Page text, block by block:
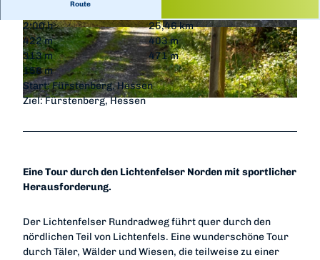
© Markus Balkow, Edersee | Deine Region: wild, bunt, gesund. |
© Katharina Jaeger, Edersee | Deine Region: wil
d, bunt, gesund.
© Katharina Jaeger, Edersee | Deine Region: wil
d, bunt, gesund.
Route
2:00 h
25,46 km
422 m
403 m
313 m
471 m
158 m
Start: Fürstenberg, Hessen
Ziel: Fürstenberg, Hessen
Eine Tour durch den Lichtenfelser Norden mit sportlicher
Herausforderung.
Der Lichtenfelser Rundradweg führt quer durch den
nördlichen Teil von Lichtenfels. Eine wunderschöne Tour
durch Täler, Wälder und Wiesen, die teilweise zu einer